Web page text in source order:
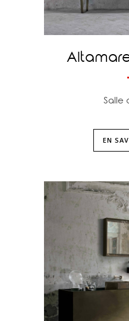
Salle
EN